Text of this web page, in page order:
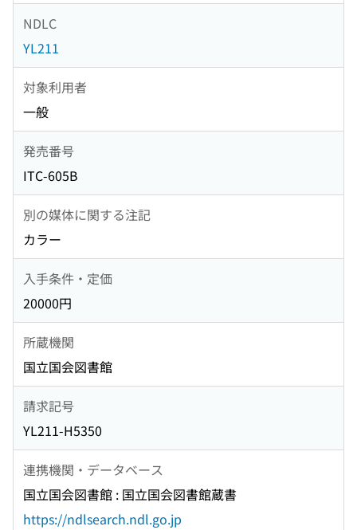
NDLC
YL211
対象利用者
一般
発売番号
ITC-605B
別の媒体に関する注記
カラー
入手条件・定価
20000円
所蔵機関
国立国会図書館
請求記号
YL211-H5350
連携機関・データベース
国立国会図書館 : 国立国会図書館蔵書
https://ndlsearch.ndl.go.jp